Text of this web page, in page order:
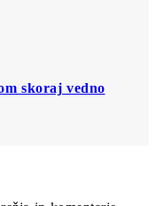
skoraj vedno